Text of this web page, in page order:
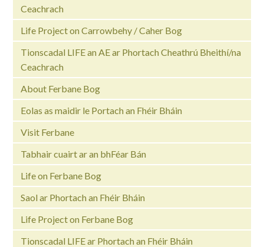
Ceachrach
Life Project on Carrowbehy / Caher Bog
Tionscadal LIFE an AE ar Phortach Cheathrú Bheithí/na
Ceachrach
About Ferbane Bog
Eolas as maidir le Portach an Fhéir Bháin
Visit Ferbane
Tabhair cuairt ar an bhFéar Bán
Life on Ferbane Bog
Saol ar Phortach an Fhéir Bháin
Life Project on Ferbane Bog
Tionscadal LIFE ar Phortach an Fhéir Bháin